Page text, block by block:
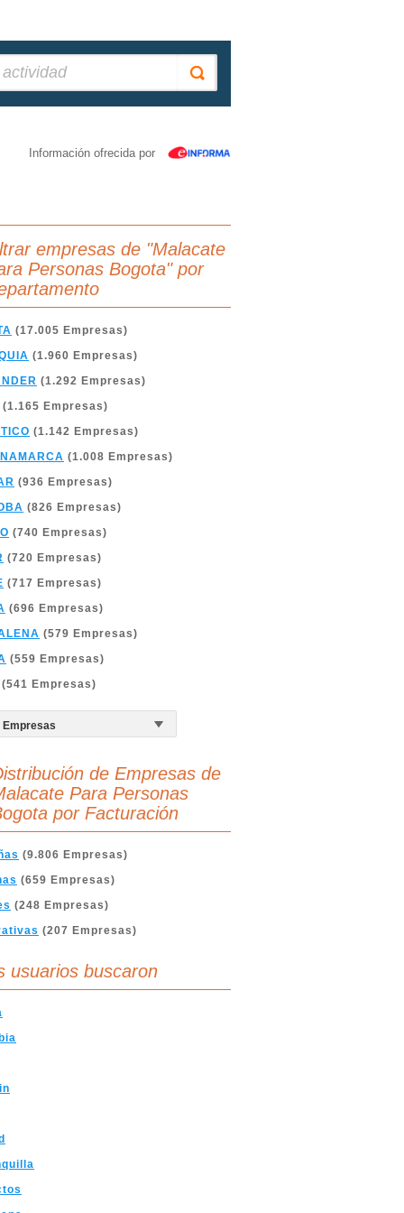
Información ofrecida por
empresas de "Malacate
Personas Bogota" por
(17.005 Empresas)
(1.960 Empresas)
(1.292 Empresas)
(1.165 Empresas)
(1.142 Empresas)
(1.008 Empresas)
(936 Empresas)
(826 Empresas)
(740 Empresas)
(720 Empresas)
(717 Empresas)
(696 Empresas)
(579 Empresas)
(559 Empresas)
(541 Empresas)
de Empresas de
Para Personas
por Facturación
(9.806 Empresas)
(659 Empresas)
(248 Empresas)
(207 Empresas)
usuarios buscaron